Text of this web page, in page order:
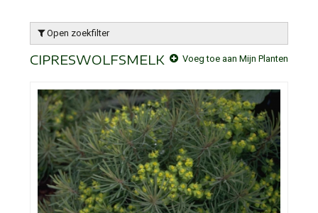
Open zoekfilter
CIPRESWOLFSMELK Voeg toe aan Mijn Planten